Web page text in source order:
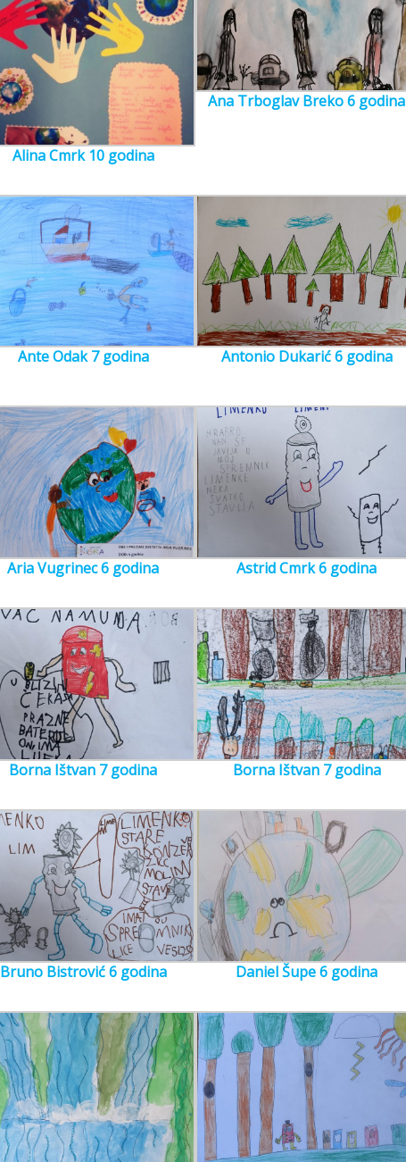
Alina Cmrk 10 godina
Ana Trboglav Breko 6 godina
Ante Odak 7 godina Antonio Dukarić 6 godina
Aria Vugrinec 6 godina Astrid Cmrk 6 godina
Borna Ištvan 7 godina Borna Ištvan 7 godina
Bruno Bistrović 6 godina Daniel Šupe 6 godina